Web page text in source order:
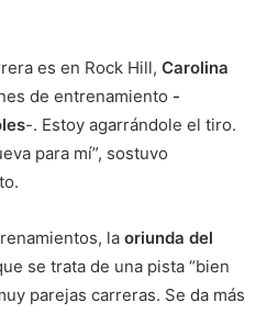
es en Rock Hill, Carolina
de entrenamiento -
-. Estoy agarrándole el tiro.
para mí”, sostuvo
la oriunda del
se trata de una pista “bien
parejas carreras. Se da más